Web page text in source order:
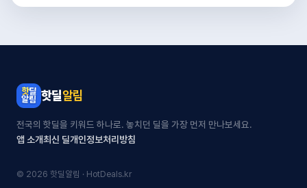
핫딜알림
전국의 핫딜을 키워드 하나로. 놓치던 딜을 가장 먼저 만나보세요.
앱 소개최신 딜개인정보처리방침
© 2026 핫딜알림 · HotDeals.kr